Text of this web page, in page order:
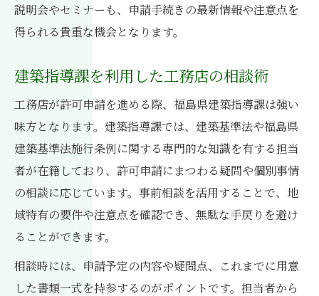
説明会やセミナーも、申請手続きの最新情報や注意点を
得られる貴重な機会となります。
建築指導課を利用した工務店の相談術
工務店が許可申請を進める際、福島県建築指導課は強い
味方となります。建築指導課では、建築基準法や福島県
建築基準法施行条例に関する専門的な知識を有する担当
者が在籍しており、許可申請にまつわる疑問や個別事情
の相談に応じています。事前相談を活用することで、地
域特有の要件や注意点を確認でき、無駄な手戻りを避け
ることができます。
相談時には、申請予定の内容や疑問点、これまでに用意
した書類一式を持参するのがポイントです。担当者から